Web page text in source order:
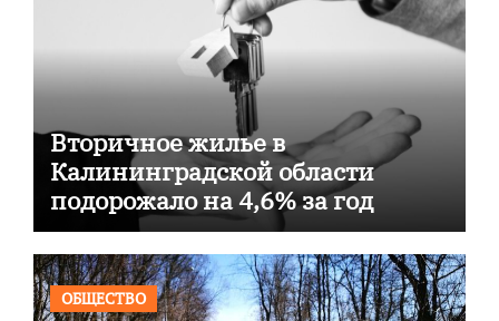
Вторичное жилье в
Калининградской области
подорожало на 4,6% за год
ОБЩЕСТВО